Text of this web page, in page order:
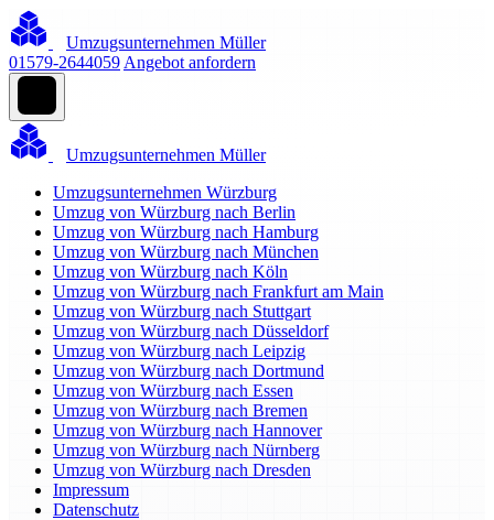
Umzugsunternehmen Müller
01579-2644059 Angebot anfordern
Umzugsunternehmen Müller
Umzugsunternehmen Würzburg
Umzug von Würzburg nach Berlin
Umzug von Würzburg nach Hamburg
Umzug von Würzburg nach München
Umzug von Würzburg nach Köln
Umzug von Würzburg nach Frankfurt am Main
Umzug von Würzburg nach Stuttgart
Umzug von Würzburg nach Düsseldorf
Umzug von Würzburg nach Leipzig
Umzug von Würzburg nach Dortmund
Umzug von Würzburg nach Essen
Umzug von Würzburg nach Bremen
Umzug von Würzburg nach Hannover
Umzug von Würzburg nach Nürnberg
Umzug von Würzburg nach Dresden
Impressum
Datenschutz